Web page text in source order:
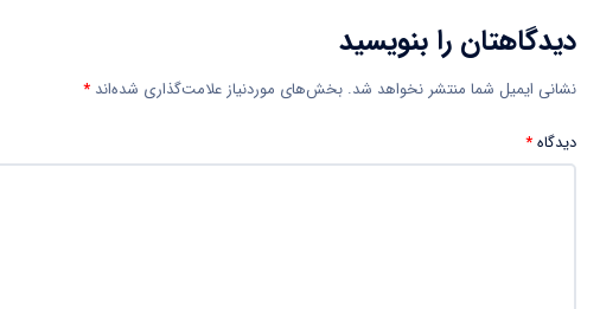
دیدگاهتان را بنویسید
نشانی ایمیل شما منتشر نخواهد شد. بخش‌های موردنیاز علامت‌گذاری شده‌اند *
دیدگاه*